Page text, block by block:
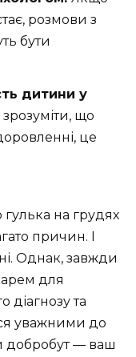
розмови з
бути
дитини у
що
це
на грудях
причин. І
Однак, завжди
для
діагнозу та
уважними до
добробут — ваш